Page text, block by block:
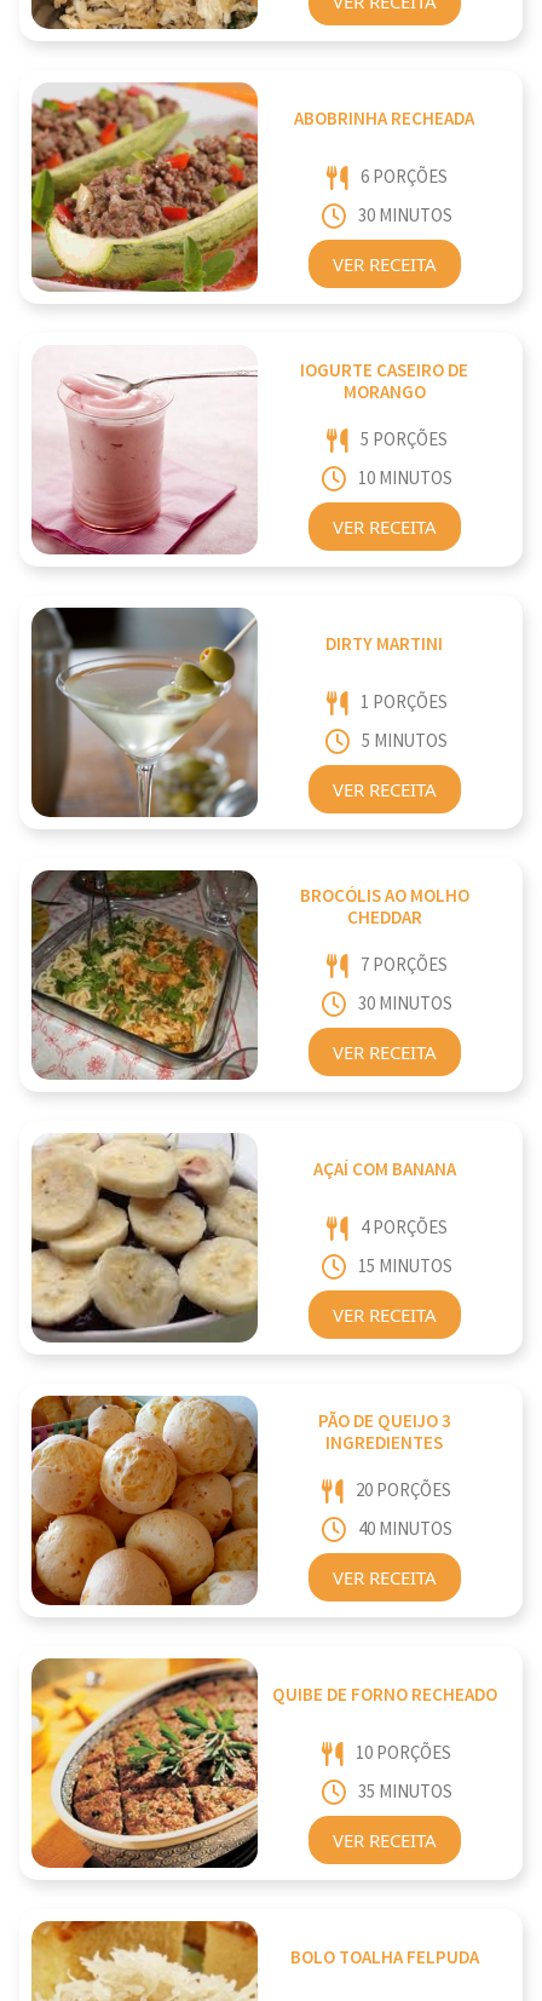
ABOBRINHA RECHEADA
6 PORÇÕES
30 MINUTOS
VER RECEITA
IOGURTE CASEIRO DE
MORANGO
5 PORÇÕES
10 MINUTOS
VER RECEITA
DIRTY MARTINI
1 PORÇÕES
5 MINUTOS
VER RECEITA
BROCÓLIS AO MOLHO
CHEDDAR
7 PORÇÕES
30 MINUTOS
VER RECEITA
AÇAÍ COM BANANA
4 PORÇÕES
15 MINUTOS
VER RECEITA
PÃO DE QUEIJO 3
INGREDIENTES
20 PORÇÕES
40 MINUTOS
VER RECEITA
QUIBE DE FORNO RECHEADO
10 PORÇÕES
35 MINUTOS
VER RECEITA
BOLO TOALHA FELPUDA